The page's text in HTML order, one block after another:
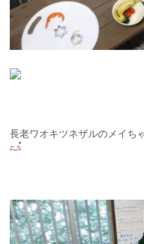
長老ワオキツネザルのメイち